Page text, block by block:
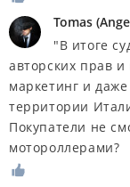
Tomas (
"В итоге
авторских прав
маркетинг и
территории
Покупатели не
мотороллерами?